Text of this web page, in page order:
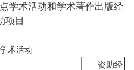
学术活动和学术著作出版经
项目
术活动
资助经